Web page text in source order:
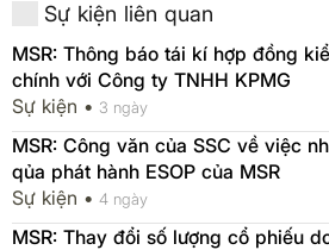
Sự kiện liên quan
MSR: Thông báo tái kí hợp đồng
chính với Công ty TNHH KPMG
Sự kiện • 3 ngày
MSR: Công văn của SSC về việc
qủa phát hành ESOP của MSR
Sự kiện • 4 ngày
MSR: Thay đổi số lượng cổ phiếu